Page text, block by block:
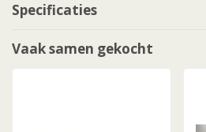
Specificaties
Vaak samen gekocht